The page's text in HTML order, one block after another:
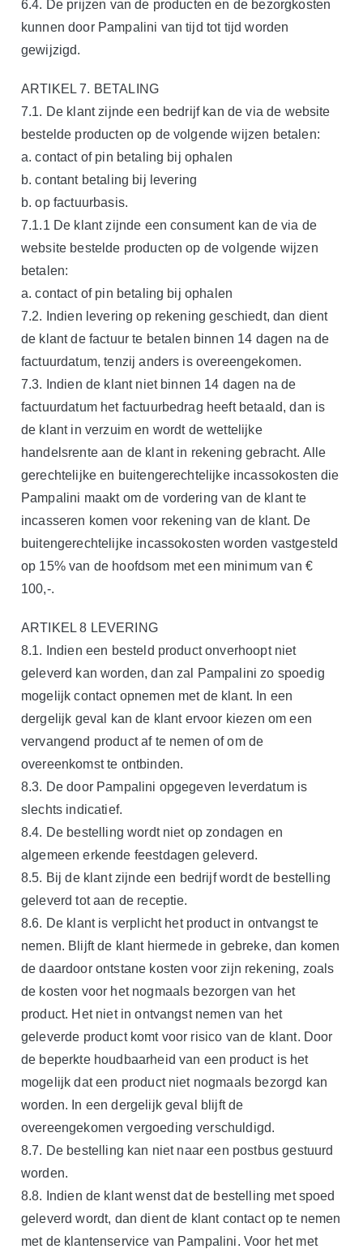
6.4. De prijzen van de producten en de bezorgkosten
kunnen door Pampalini van tijd tot tijd worden
gewijzigd.
ARTIKEL 7. BETALING
7.1. De klant zijnde een bedrijf kan de via de website
bestelde producten op de volgende wijzen betalen:
a. contact of pin betaling bij ophalen
b. contant betaling bij levering
b. op factuurbasis.
7.1.1 De klant zijnde een consument kan de via de
website bestelde producten op de volgende wijzen
betalen:
a. contact of pin betaling bij ophalen
7.2. Indien levering op rekening geschiedt, dan dient
de klant de factuur te betalen binnen 14 dagen na de
factuurdatum, tenzij anders is overeengekomen.
7.3. Indien de klant niet binnen 14 dagen na de
factuurdatum het factuurbedrag heeft betaald, dan is
de klant in verzuim en wordt de wettelijke
handelsrente aan de klant in rekening gebracht. Alle
gerechtelijke en buitengerechtelijke incassokosten die
Pampalini maakt om de vordering van de klant te
incasseren komen voor rekening van de klant. De
buitengerechtelijke incassokosten worden vastgesteld
op 15% van de hoofdsom met een minimum van €
100,-.
ARTIKEL 8 LEVERING
8.1. Indien een besteld product onverhoopt niet
geleverd kan worden, dan zal Pampalini zo spoedig
mogelijk contact opnemen met de klant. In een
dergelijk geval kan de klant ervoor kiezen om een
vervangend product af te nemen of om de
overeenkomst te ontbinden.
8.3. De door Pampalini opgegeven leverdatum is
slechts indicatief.
8.4. De bestelling wordt niet op zondagen en
algemeen erkende feestdagen geleverd.
8.5. Bij de klant zijnde een bedrijf wordt de bestelling
geleverd tot aan de receptie.
8.6. De klant is verplicht het product in ontvangst te
nemen. Blijft de klant hiermede in gebreke, dan komen
de daardoor ontstane kosten voor zijn rekening, zoals
de kosten voor het nogmaals bezorgen van het
product. Het niet in ontvangst nemen van het
geleverde product komt voor risico van de klant. Door
de beperkte houdbaarheid van een product is het
mogelijk dat een product niet nogmaals bezorgd kan
worden. In een dergelijk geval blijft de
overeengekomen vergoeding verschuldigd.
8.7. De bestelling kan niet naar een postbus gestuurd
worden.
8.8. Indien de klant wenst dat de bestelling met spoed
geleverd wordt, dan dient de klant contact op te nemen
met de klantenservice van Pampalini. Voor het met